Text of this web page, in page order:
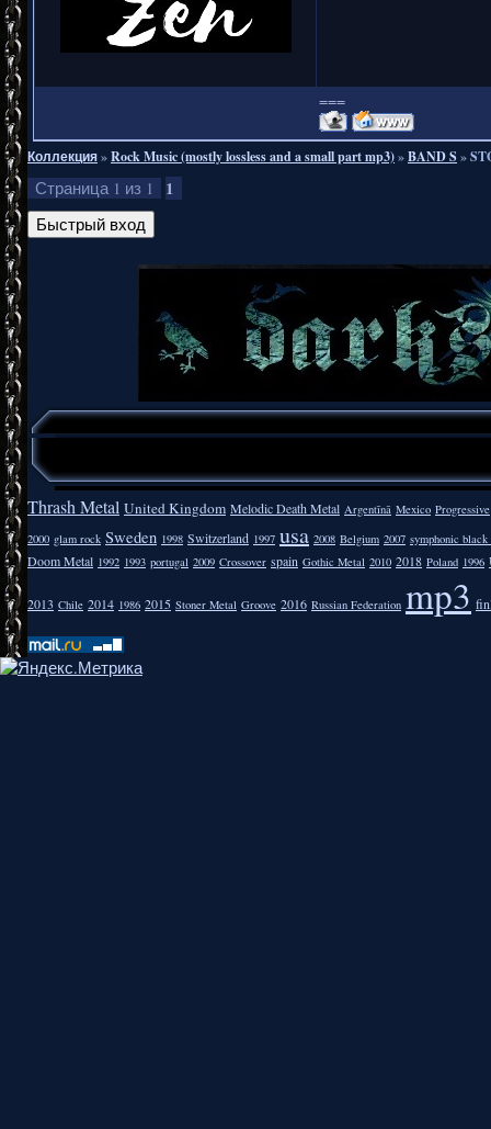
===
Коллекция»Rock Music (mostly lossless and a small part mp3)»BAND S »
Страница 1 из 1 1
Thrash Metal United Kingdom Melodic Death Metal Argentīnā Mexico Progressive
2000 glam rock Sweden 1998 Switzerland 1997 usa 2008 Belgium 2007 symphonic
Doom Metal 1992 1993 portugal 2009 Crossover spain Gothic Metal 2010 2018 Poland 1996
2013 Chile 2014 1986 2015 Stoner Metal Groove 2016 Russian Federation mp3